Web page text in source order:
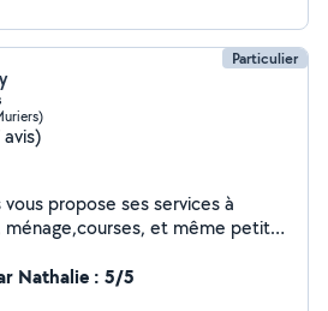
Particulier
avis)
propose ses services à
et même petits
Nathalie : 5/5